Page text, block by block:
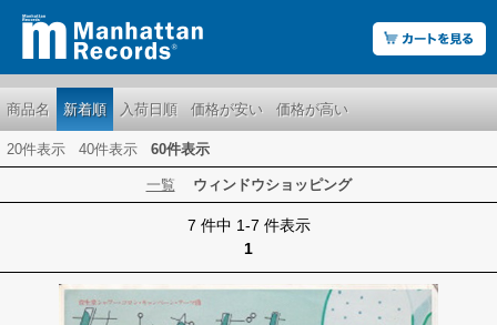
商品名 新着順 入荷日順 価格が安い 価格が高い
20件表示 40件表示 60件表示
一覧 ウィンドウショッピング
7 件中 1-7 件表示
1